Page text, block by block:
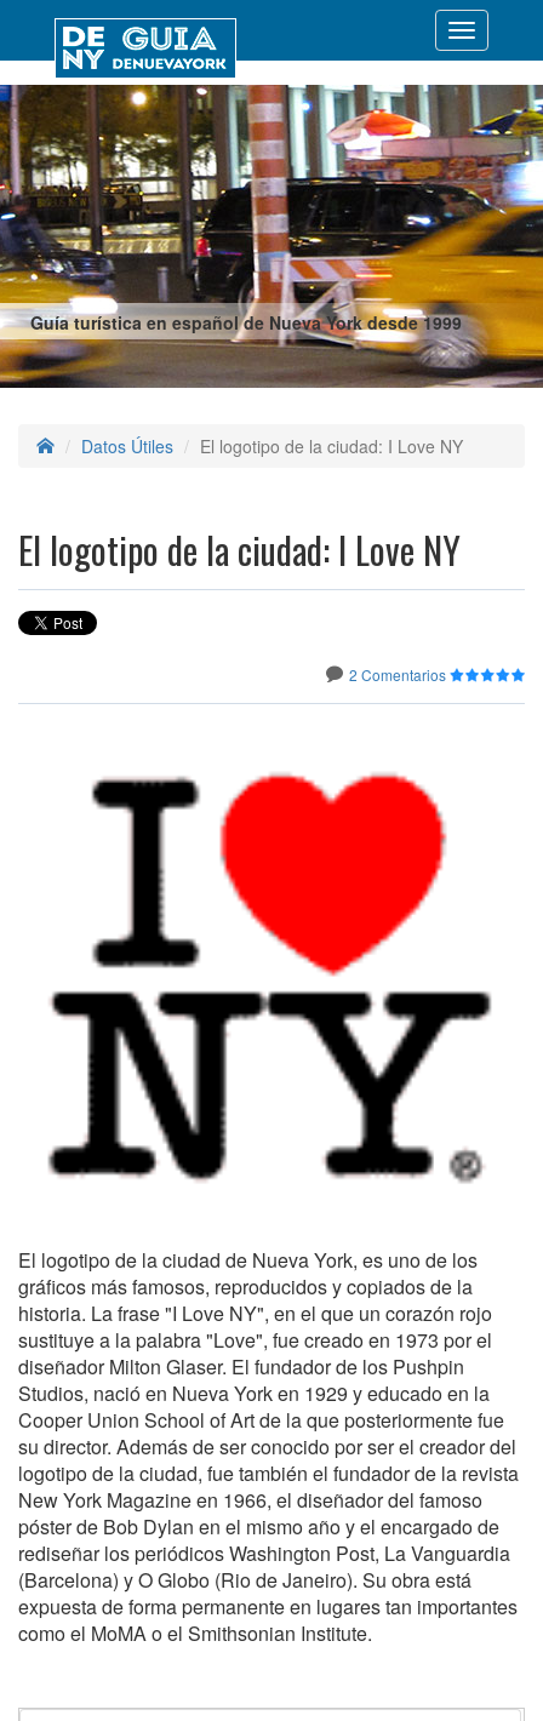
Guía turística en español de Nueva York desde 1999
Desplegar
Datos Útiles El logotipo de la ciudad: I Love NY
El logotipo de la ciudad: I Love NY
2 Comentarios
El logotipo de la ciudad de Nueva York, es uno de los
gráficos más famosos, reproducidos y copiados de la
historia. La frase "I Love NY", en el que un corazón rojo
sustituye a la palabra "Love", fue creado en 1973 por el
diseñador Milton Glaser. El fundador de los Pushpin
Studios, nació en Nueva York en 1929 y educado en la
Cooper Union School of Art de la que posteriormente fue
su director. Además de ser conocido por ser el creador del
logotipo de la ciudad, fue también el fundador de la revista
New York Magazine en 1966, el diseñador del famoso
póster de Bob Dylan en el mismo año y el encargado de
rediseñar los periódicos Washington Post, La Vanguardia
(Barcelona) y O Globo (Rio de Janeiro). Su obra está
expuesta de forma permanente en lugares tan importantes
como el MoMA o el Smithsonian Institute.